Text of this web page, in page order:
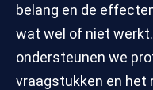
belang en de
wat wel of niet
ondersteunen we
vraagstukken en het